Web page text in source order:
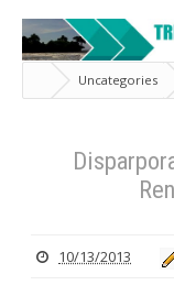
Uncategories
"Tirta Jwalita"
10/13/2013